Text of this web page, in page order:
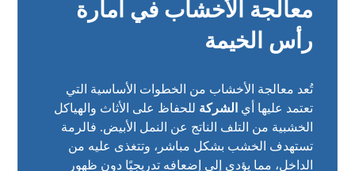
معالجة الأخشاب في امارة
رأس الخيمة
تُعد معالجة الأخشاب من الخطوات الأساسية التي
تعتمد عليها أي الشركة للحفاظ على الأثاث والهياكل
الخشبية من التلف الناتج عن النمل الأبيض. فالرمة
تستهدف الخشب بشكل مباشر، وتتغذى عليه من
الداخل، مما يؤدي إلى إضعافه تدريجيًا دون ظهور